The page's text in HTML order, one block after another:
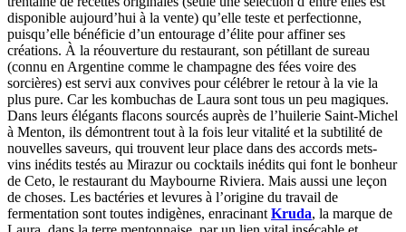
disponible aujourd’hui à la vente) qu’elle teste et perfectionne,
puisqu’elle bénéficie d’un entourage d’élite pour affiner ses
créations. À la réouverture du restaurant, son pétillant de sureau
(connu en Argentine comme le champagne des fées voire des
sorcières) est servi aux convives pour célébrer le retour à la vie la
plus pure. Car les kombuchas de Laura sont tous un peu magiques.
Dans leurs élégants flacons sourcés auprès de l’huilerie Saint-Michel
à Menton, ils démontrent tout à la fois leur vitalité et la subtilité de
nouvelles saveurs, qui trouvent leur place dans des accords mets-
vins inédits testés au Mirazur ou cocktails inédits qui font le bonheur
de Ceto, le restaurant du Maybourne Riviera. Mais aussi une leçon
de choses. Les bactéries et levures à l’origine du travail de
fermentation sont toutes indigènes, enracinant Kruda, la marque de